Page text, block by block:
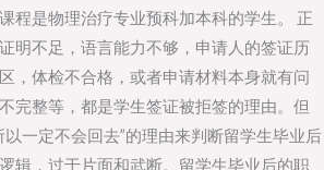
程是物理治疗专业预科加本科的学生。 正
明不足，语言能力不够，申请人的签证历
，体检不合格，或者申请材料本身就有问
完整等，都是学生签证被拒签的理由。但
一定不会回去”的理由来判断留学生毕业后
辑，过于片面和武断。留学生毕业后的职